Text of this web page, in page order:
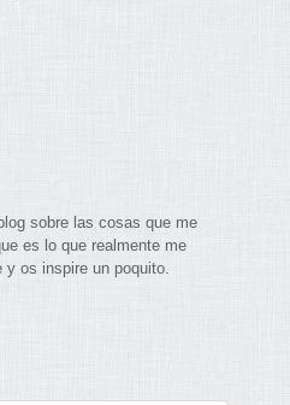
sobre las cosas que me
es lo que realmente me
os inspire un poquito.